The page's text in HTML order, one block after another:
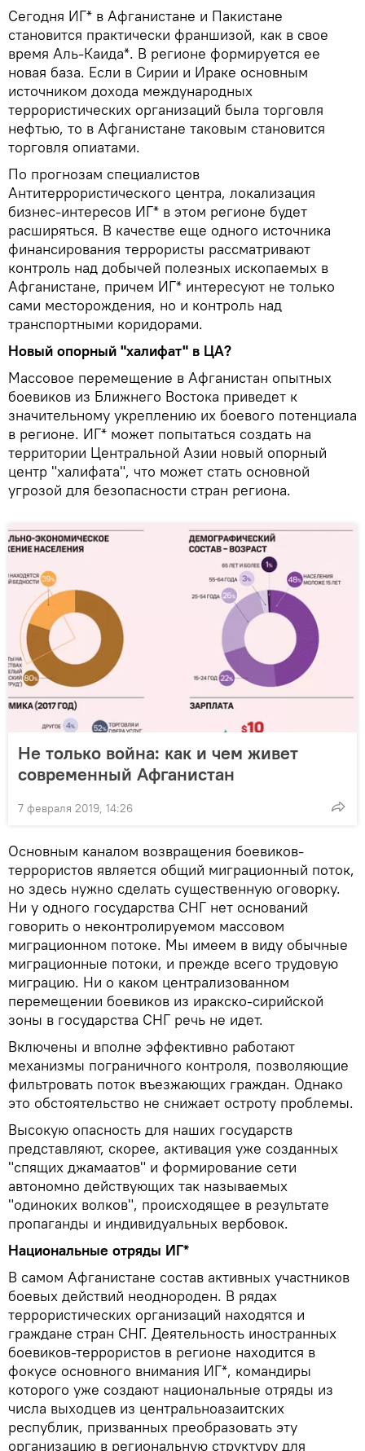
Сегодня ИГ* в Афганистане и Пакистане
становится практически франшизой, как в свое
время Аль-Каида*. В регионе формируется ее
новая база. Если в Сирии и Ираке основным
источником дохода международных
террористических организаций была торговля
нефтью, то в Афганистане таковым становится
торговля опиатами.
По прогнозам специалистов
Антитеррористического центра, локализация
бизнес-интересов ИГ* в этом регионе будет
расширяться. В качестве еще одного источника
финансирования террористы рассматривают
контроль над добычей полезных ископаемых в
Афганистане, причем ИГ* интересуют не только
сами месторождения, но и контроль над
транспортными коридорами.
Новый опорный "халифат" в ЦА?
Массовое перемещение в Афганистан опытных
боевиков из Ближнего Востока приведет к
значительному укреплению их боевого потенциала
в регионе. ИГ* может попытаться создать на
территории Центральной Азии новый опорный
центр "халифата", что может стать основной
угрозой для безопасности стран региона.
Не только война: как и чем живет
современный Афганистан
7 февраля 2019, 14:26
Основным каналом возвращения боевиков-
террористов является общий миграционный поток,
но здесь нужно сделать существенную оговорку.
Ни у одного государства СНГ нет оснований
говорить о неконтролируемом массовом
миграционном потоке. Мы имеем в виду обычные
миграционные потоки, и прежде всего трудовую
миграцию. Ни о каком централизованном
перемещении боевиков из иракско-сирийской
зоны в государства СНГ речь не идет.
Включены и вполне эффективно работают
механизмы пограничного контроля, позволяющие
фильтровать поток въезжающих граждан. Однако
это обстоятельство не снижает остроту проблемы.
Высокую опасность для наших государств
представляют, скорее, активация уже созданных
"спящих джамаатов" и формирование сети
автономно действующих так называемых
"одиноких волков", происходящее в результате
пропаганды и индивидуальных вербовок.
Национальные отряды ИГ*
В самом Афганистане состав активных участников
боевых действий неоднороден. В рядах
террористических организаций находятся и
граждане стран СНГ. Деятельность иностранных
боевиков-террористов в регионе находится в
фокусе основного внимания ИГ*, командиры
которого уже создают национальные отряды из
числа выходцев из центральноазаитских
республик, призванных преобразовать эту
организацию в региональную структуру для